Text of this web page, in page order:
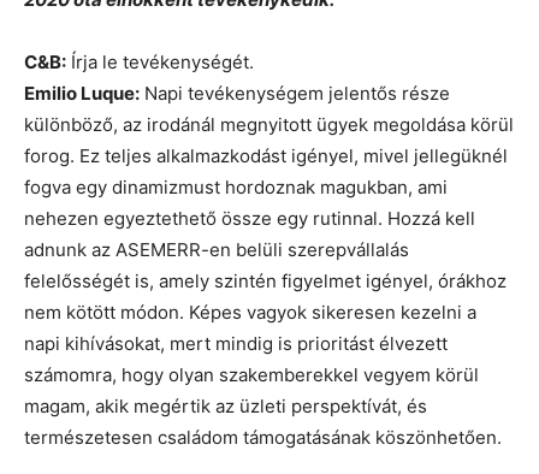
C&B: Írja le tevékenységét.
Emilio Luque: Napi tevékenységem jelentős része
különböző, az irodánál megnyitott ügyek megoldása körül
forog. Ez teljes alkalmazkodást igényel, mivel jellegüknél
fogva egy dinamizmust hordoznak magukban, ami
nehezen egyeztethető össze egy rutinnal. Hozzá kell
adnunk az ASEMERR-en belüli szerepvállalás
felelősségét is, amely szintén figyelmet igényel, órákhoz
nem kötött módon. Képes vagyok sikeresen kezelni a
napi kihívásokat, mert mindig is prioritást élvezett
számomra, hogy olyan szakemberekkel vegyem körül
magam, akik megértik az üzleti perspektívát, és
természetesen családom támogatásának köszönhetően.